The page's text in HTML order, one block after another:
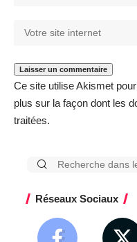
Ce site utilise Akismet
plus sur la façon dont les
traitées.
Réseaux Sociaux